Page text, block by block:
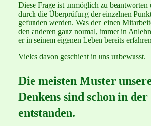
Diese Frage ist unmöglich zu beantworten
durch die Überprüfung der einzelnen
gefunden werden. Was den einen
den anderen ganz normal, immer in
er in seinem eigenen Leben bereits
Vieles davon geschieht in uns unbewusst.
Die meisten Muster
Denkens sind schon in
entstanden.